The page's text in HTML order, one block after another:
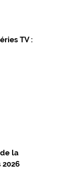
TV :
la